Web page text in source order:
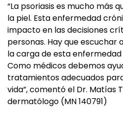
“La psoriasis es mucho más
la piel. Esta enfermedad
impacto en las decisiones
personas. Hay que escuchar
la carga de esta enfermedad
Como médicos debemos
tratamientos adecuados
vida”, comentó el Dr. Matías
dermatólogo (MN 140791)